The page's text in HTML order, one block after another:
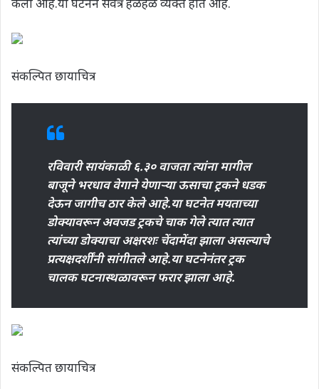
केला आहे.या घटनेने सर्वत्र हळहळ व्यक्त होत आहे.
संकल्पित छायाचित्र
रविवारी सायंकाळी ६.३० वाजता त्यांना मागील
बाजूने भरधाव वेगाने येणाऱ्या ऊसाचा ट्रकने धडक
देऊन जागीच ठार केले आहे.या घटनेत मयताच्या
डोक्यावरून अवजड ट्रकचे चाक गेले त्यात त्यात
त्यांच्या डोक्याचा अक्षरशः चेंदामेंदा झाला असल्याचे
प्रत्यक्षदर्शींनी सांगीतले आहे.या घटनेनंतर ट्रक
चालक घटनास्थळावरून फरार झाला आहे.
संकल्पित छायाचित्र